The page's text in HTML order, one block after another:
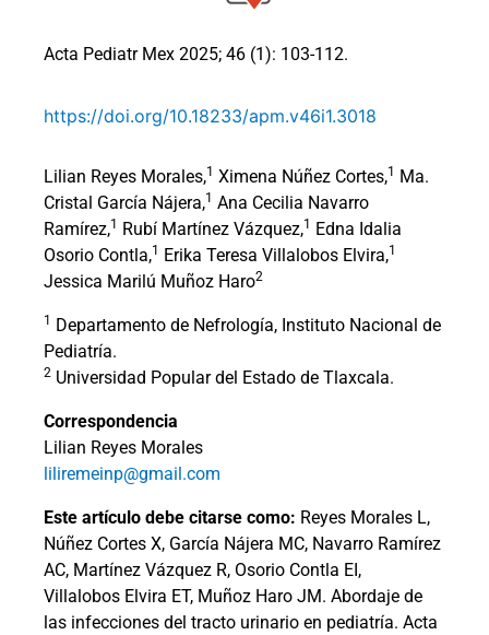
Acta Pediatr Mex 2025; 46 (1): 103-112.
https://doi.org/10.18233/apm.v46i1.3018
Lilian Reyes Morales,1 Ximena Núñez Cortes,1
Ma.
Cristal García Nájera,1 Ana Cecilia Navarro
Ramírez,1 Rubí Martínez Vázquez,1
Edna Idalia
Osorio Contla,1 Erika Teresa Villalobos Elvira,1
Jessica Marilú Muñoz Haro2
1
Departamento de Nefrología, Instituto Nacional de
Pediatría.
2 Universidad Popular del Estado de Tlaxcala.
Correspondencia
Lilian Reyes Morales
liliremeinp@gmail.com
Este artículo debe citarse como: Reyes Morales L,
Núñez Cortes X, García Nájera MC, Navarro Ramírez
AC, Martínez Vázquez R, Osorio Contla EI,
Villalobos Elvira ET, Muñoz Haro JM. Abordaje de
las infecciones del tracto urinario en pediatría. Acta